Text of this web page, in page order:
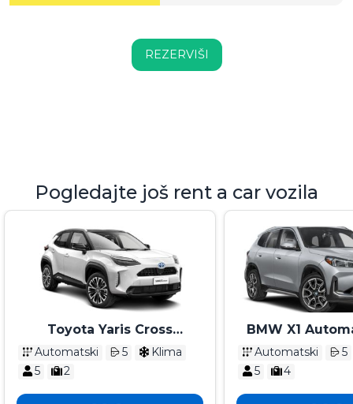
REZERVIŠI
Pogledajte još rent a car vozila
Toyota Yaris Cross
Automatik 2025
Automatski 5
Klima
5
2
BMW X1
Automatski
5
5
4